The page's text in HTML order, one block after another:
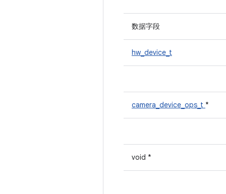
数据字段
hw_device_t
camera_device_ops_t *
void *